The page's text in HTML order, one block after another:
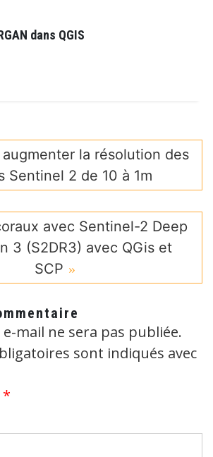
dans QGIS
la résolution des
Sentinel 2 de 10 à 1m
avec Sentinel-2 Deep
3 (S2DR3) avec QGis et
SCP
mail ne sera pas publiée.
sont indiqués avec
*